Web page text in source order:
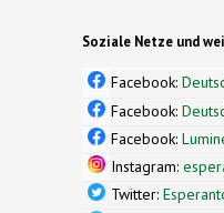
Soziale Netze und
Facebook:
Facebook:
Facebook:
Instagram:
Twitter: